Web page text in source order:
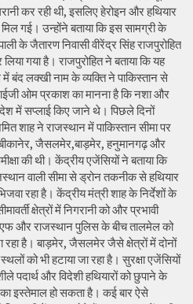
कर रही थी, इसलिए हेरोइन और हथियार
गई। उन्होंने बताया कि इस सामग्री के
के जैतारण निवासी वीरेंद्र सिंह राजपुरोहित
गया है। राजपुरोहित ने बताया कि यह
बंद लक्खी नाम के व्यक्ति ने पाकिस्तान से
ओम प्रकाश का मानना है कि नशा और
देश में सप्लाई किए जाने थे। पिछले दिनों
शाह ने राजस्थान में पाकिस्तान सीमा पर
जैसलमेर,बाड़मेर, हनुमानगढ़ और
की थी। केंद्रीय एजेंसियों ने बताया कि
वाली सीमा से ड्रोन तकनीक से हथियार
रहा है। केंद्रीय मंत्री शाह के निर्देशों के
क्षेत्रों में निगरानी को और प्रभावी
और राजस्थान पुलिस के बीच तालमेल को
रहा है। बाड़मेर, जैसलमेर जैसे क्षेत्रों में दोनों
को भी हटाया जा रहा है। सुरक्षा एजेंसियों
पदार्थ और विदेशी हथियारों को छुपाने के
का इस्तेमाल हो सकता है। कई बार ऐसे